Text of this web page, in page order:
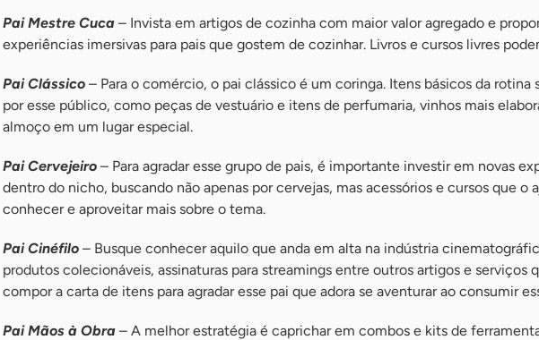
Pai Mestre Cuca – Invista em artigos de cozinha com maior valor agregado e
experiências imersivas para pais que gostem de cozinhar. Livros e cursos livres
Pai Clássico – Para o comércio, o pai clássico é um coringa. Itens básicos da rotina
por esse público, como peças de vestuário e itens de perfumaria, vinhos mais
almoço em um lugar especial.
Pai Cervejeiro – Para agradar esse grupo de pais, é importante investir em novas
dentro do nicho, buscando não apenas por cervejas, mas acessórios e cursos que o
conhecer e aproveitar mais sobre o tema.
Pai Cinéfilo – Busque conhecer aquilo que anda em alta na indústria
produtos colecionáveis, assinaturas para streamings entre outros artigos e serviços
compor a carta de itens para agradar esse pai que adora se aventurar ao consumir
Pai Mãos à Obra – A melhor estratégia é caprichar em combos e kits de